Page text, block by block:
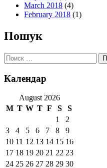
March 2018 (4)
February 2018 (1)
Пошук
Поиск:
Календар
August 2026
M T W T F S
S
1
2
3
4 5 6 7 8
9
10 11 12 13 14 15 16
17 18 19 20 21 22 23
24 25 26 27 28 29 30